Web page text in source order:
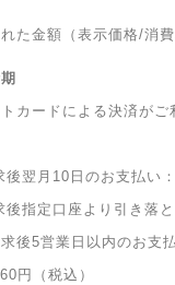
た金額（表示価格/消費
カードによる決済が
後翌月10日のお支払い
後指定口座より引き落
後5営業日以内のお支
円（税込）